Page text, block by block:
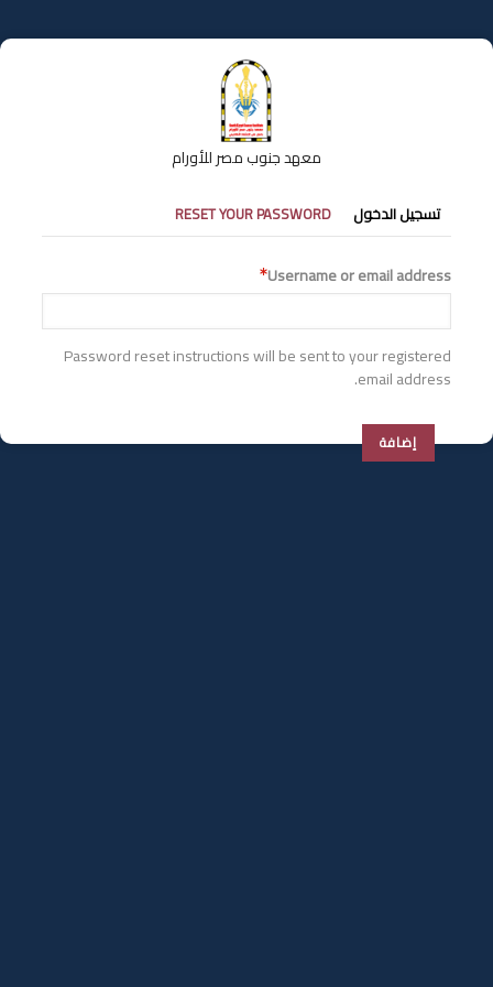
إلى
المحتوى
معهد جنوب مصر للأورام
التبويبات
الأساسية
تسجيل الدخول RESET YOUR PASSWORD
Username or email address
Password reset instructions will be sent to your registered
email address.